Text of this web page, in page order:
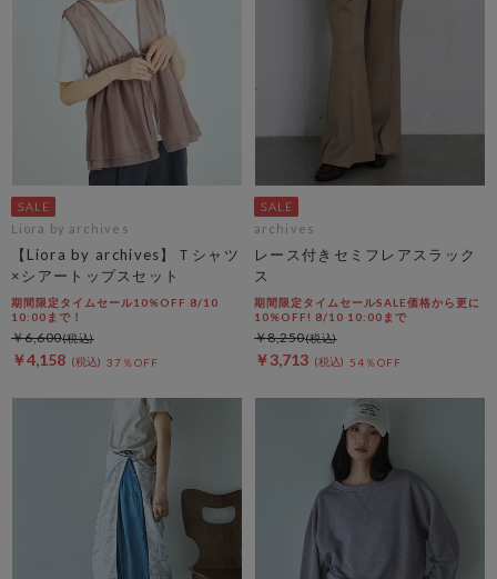
Liora by archives
【Liora by archives】Ｔシャツ
×シアートップスセット
期間限定タイムセール10%OFF 8/10
10:00まで！
￥4,158 37％OFF
￥6,600
archives
レース付きセミフレアスラック
ス
期間限定タイムセールSALE価格から更に
10%OFF! 8/10 10:00まで
￥3,713 54％OFF
￥8,250